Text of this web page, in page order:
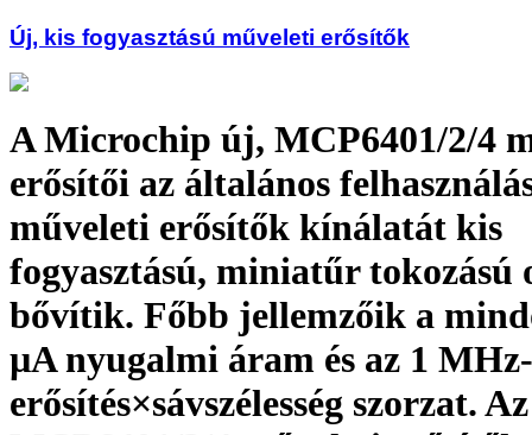
Új, kis fogyasztású műveleti erősítők
A Microchip új, MCP6401/2/4
erősítői az általános
műveleti erősítők kínálatát kis
fogyasztású, miniatűr tokozású
bővítik. Főbb jellemzőik a
µA nyugalmi áram és az 1
erősítés×sávszélesség szorzat. Az